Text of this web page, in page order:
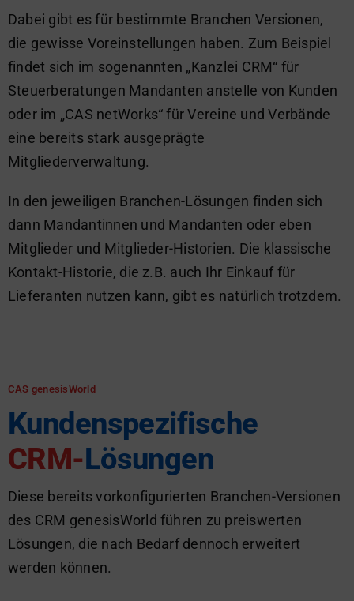
Dabei gibt es für bestimmte Branchen Versionen,
die gewisse Voreinstellungen haben. Zum Beispiel
findet sich im sogenannten „Kanzlei CRM“ für
Steuerberatungen Mandanten anstelle von Kunden
oder im „CAS netWorks“ für Vereine und Verbände
eine bereits stark ausgeprägte
Mitgliederverwaltung.
In den jeweiligen Branchen-Lösungen finden sich
dann Mandantinnen und Mandanten oder eben
Mitglieder und Mitglieder-Historien. Die klassische
Kontakt-Historie, die z.B. auch Ihr Einkauf für
Lieferanten nutzen kann, gibt es natürlich trotzdem.
CAS genesisWorld
Kundenspezifische
CRM-Lösungen
Diese bereits vorkonfigurierten Branchen-Versionen
des CRM genesisWorld führen zu preiswerten
Lösungen, die nach Bedarf dennoch erweitert
werden können.